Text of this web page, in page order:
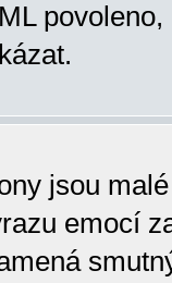
jsou
emocí